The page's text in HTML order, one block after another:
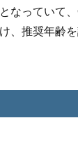
なっていて
、推奨年齢